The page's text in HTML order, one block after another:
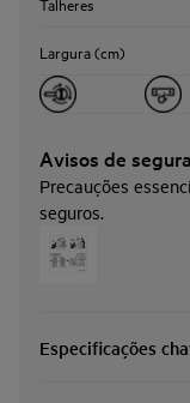
Largura (cm)
Avisos de
Precauções
seguros.
Especificações